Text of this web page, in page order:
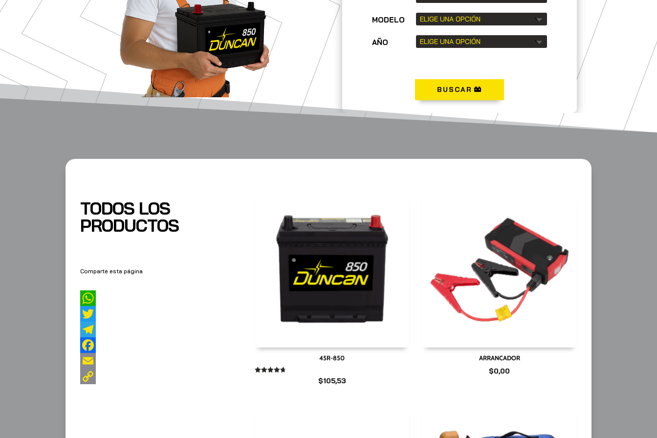
MODELO
AÑO
BUSCAR
TODOS LOS
PRODUCTOS
Comparte esta página
45R-850
$105,53
ARRANCADOR
$0,00